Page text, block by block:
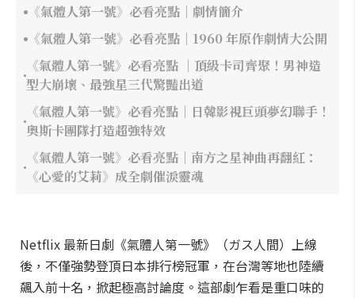
《氣體人第一號》必看亮點｜劇情簡介
《氣體人第一號》必看亮點｜1960 年原作劇情大公開
《氣體人第一號》必看亮點 ｜頂級卡司齊聚！男神造
型大崩壞、最強星三代驚豔出道
《氣體人第一號》必看亮點｜日韓影視巨頭夢幻聯手！
奧斯卡團隊打造超強特效
《氣體人第一號》必看亮點｜南方之星神曲再翻紅：
《心愛的艾莉》成全劇催淚靈魂
Netflix 最新日劇《氣體人第一號》（ガス人間）上線
後，不僅強勢登頂日本排行榜冠軍，在台灣等地也陸續
飆入前十名，掀起極高討論度。這部劇乍看是重口味的